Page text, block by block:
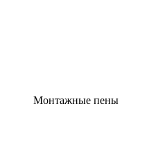
Монтажные пены